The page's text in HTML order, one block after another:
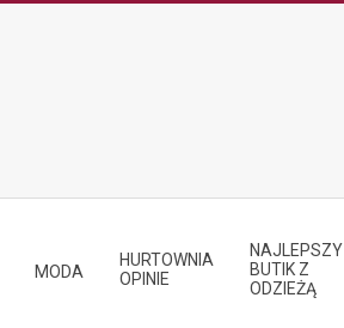
MODA
HURTOWNIA
OPINIE
NAJLEPSZY
BUTIK Z
ODZIEŻĄ